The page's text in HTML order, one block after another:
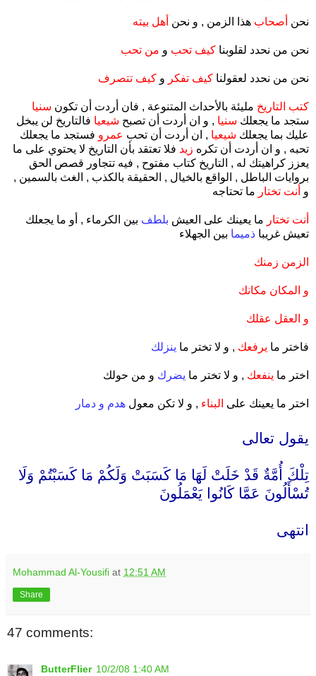
نحن أصحاب هذا الزمن , و نحن أهل بيته
نحن من نحدد لقلوبنا كيف تحب و من تحب
نحن من نحدد لعقولنا كيف تفكر و كيف تتصرف
كتب التاريخ مليئة بالأحداث المتنوعة , فان أردت أن تكون سنيا
ستجد ما يجعلك سنيا , و ان أردت أن تصبح شيعيا فالتاريخ لن يبخل
عليك بما يجعلك شيعيا , ان أردت أن تحب عمرو فستجد ما يجعلك
تحبه , و ان أردت أن تكره زيد فلا تعتقد بأن التاريخ لا يحتوي على ما
يعزز كراهيتك له , التاريخ كتاب مفتوح , فيه تتجاور قصص الحق
بروايات الباطل , الواقع بالخيال , الحقيقة بالكذب , الغث بالسمين ,
و أنت تختار ما تحتاجه
أنت تختار ما يعينك على العيش بلطف بين الكرماء , أو ما يجعلك
تعيش غريبا ذميما بين الجهلاء
الزمن زمنك
و المكان مكانك
و العقل عقلك
فاختر ما يرفعك , و لا تختر ما ينزلك
اختر ما ينفعك , و لا تختر ما يضرك و من حولك
اختر ما يعينك على البناء , و لا تكن معول هدم و دمار
يقول تعالى
تِلْكَ أُمَّةٌ قَدْ خَلَتْ لَهَا مَا كَسَبَتْ وَلَكُمْ مَا كَسَبْتُمْ وَلَا
تُسْأَلُونَ عَمَّا كَانُوا يَعْمَلُونَ
انتهى
Mohammad Al-Yousifi at 12:51 AM
Share
47 comments:
ButterFlier 10/2/08 1:40 AM